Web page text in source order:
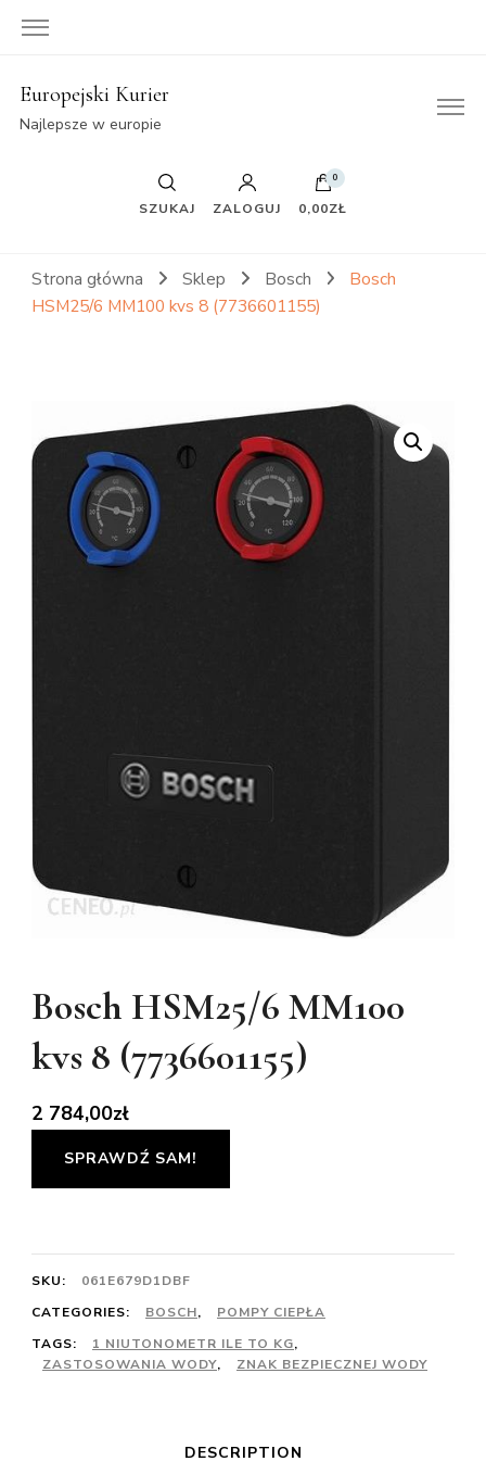
Europejski Kurier
Najlepsze w europie
SZUKAJ ZALOGUJ
0
0,00ZŁ
Strona główna Sklep Bosch
Bosch
HSM25/6 MM100 kvs 8 (7736601155)
Bosch HSM25/6 MM100
kvs 8 (7736601155)
2 784,00zł
SPRAWDŹ SAM!
SKU:
061E679D1DBF
CATEGORIES:
BOSCH,
POMPY CIEPŁA
TAGS:
1 NIUTONOMETR ILE TO KG,
ZASTOSOWANIA WODY, ZNAK BEZPIECZNEJ WODY
DESCRIPTION